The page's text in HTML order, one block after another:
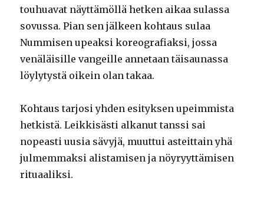
touhuavat näyttämöllä hetken aikaa sulassa
sovussa. Pian sen jälkeen kohtaus sulaa
Nummisen upeaksi koreografiaksi, jossa
venäläisille vangeille annetaan täisaunassa
löylytystä oikein olan takaa.
Kohtaus tarjosi yhden esityksen upeimmista
hetkistä. Leikkisästi alkanut tanssi sai
nopeasti uusia sävyjä, muuttui asteittain yhä
julmemmaksi alistamisen ja nöyryyttämisen
rituaaliksi.